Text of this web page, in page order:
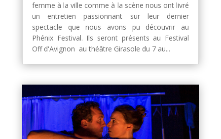
femme à la ville comme à la scène nous ont livré
un entretien passionnant sur leur dernier
spectacle que nous avons pu découvrir au
Phénix Festival. Ils seront présents au Festival
Off d'Avignon au théâtre Girasole du 7 au...